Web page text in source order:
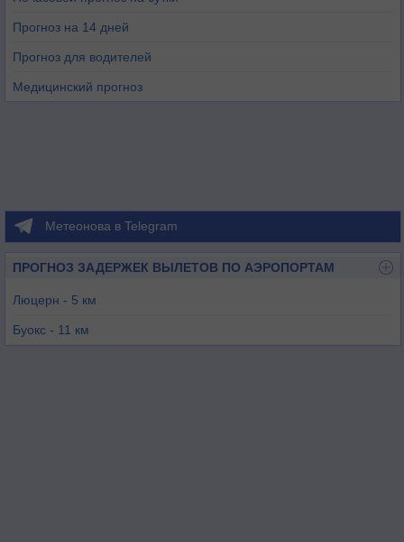
Прогноз на 14 дней
Прогноз для водителей
Медицинский прогноз
Метеонова в Telegram
ПРОГНОЗ ЗАДЕРЖЕК ВЫЛЕТОВ ПО АЭРОПОРТАМ
Люцерн - 5 км
Буокс - 11 км